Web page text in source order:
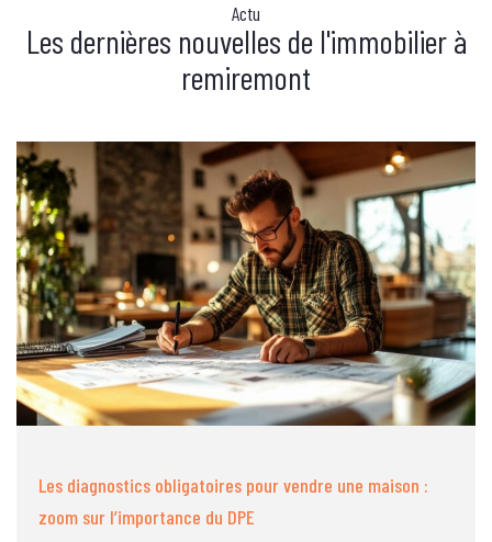
Actu
Les dernières nouvelles de l'immobilier à
remiremont
Les diagnostics obligatoires pour vendre une maison :
zoom sur l’importance du DPE